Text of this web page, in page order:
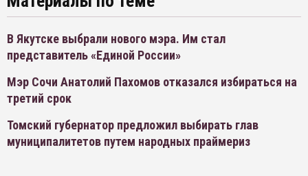
В Якутске выбрали нового мэра. Им стал
представитель «Единой России»
Мэр Сочи Анатолий Пахомов отказался избираться на
третий срок
Томский губернатор предложил выбирать глав
муниципалитетов путем народных праймериз